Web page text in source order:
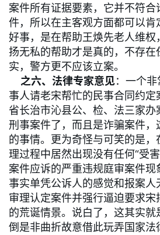
案件所有证据要素，它并不符
件，所以在主客观方面都可以
好事，是在帮助王焕先老人维权
扬无私的帮助才是真的，不存
实，警方更不应该立案。
之六、法律专家意见：一个
事人请老宋帮忙的民事合同约定
省长治市沁县公、检、法三家办
刑事案件了，而且是诈骗案件，
的事情。更为奇怪与可笑的是
理过程中居然出现没有任何“受
案件应诉的严重违规庭审案件
事实单凭公诉人的感觉和报案人
审理认定案件并强行逼迫要求
的荒诞情景。说白了，这其实
倒是非曲折故意借此玩弄国家